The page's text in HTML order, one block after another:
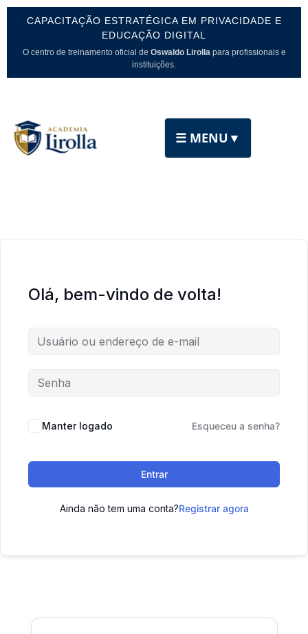
CAPACITAÇÃO ESTRATÉGICA EM PRIVACIDADE E
EDUCAÇÃO DIGITAL
O centro de treinamento oficial de Oswaldo Lirollapara profissionais e
instituições.
☰ MENU ▼
Olá, bem-vindo de volta!
Manter logado Esqueceu a senha?
Entrar
Ainda não tem uma conta?Registrar agora